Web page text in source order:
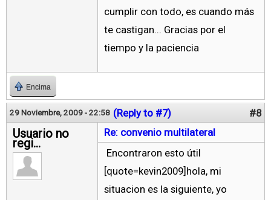
cumplir con todo, es cuando más
te castigan... Gracias por el
tiempo y la paciencia
Encima
29 Noviembre, 2009 - 22:58 (Reply to #7) #8
Usuario no
regi...
Re: convenio multilateral
Encontraron esto útil
[quote=kevin2009]hola, mi
situacion es la siguiente, yo